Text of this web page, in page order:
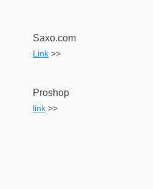
Saxo.com
Link >>
Proshop
link >>